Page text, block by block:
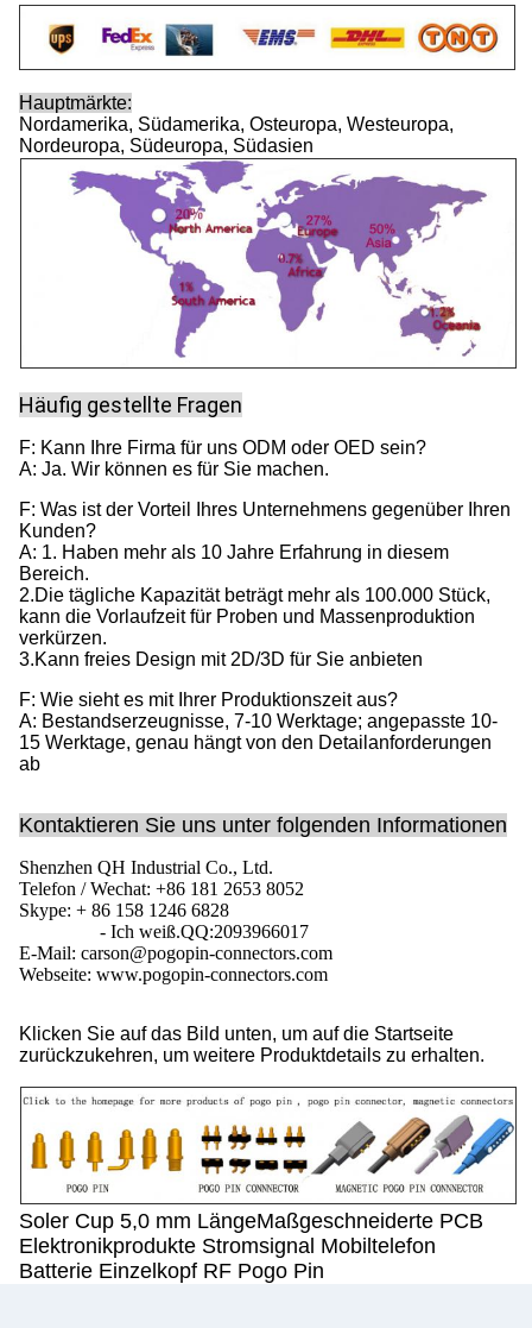
Hauptmärkte:
Nordamerika, Südamerika, Osteuropa, Westeuropa,
Nordeuropa, Südeuropa, Südasien
Häufig gestellte Fragen
F: Kann Ihre Firma für uns ODM oder OED sein?
A: Ja. Wir können es für Sie machen.
F: Was ist der Vorteil Ihres Unternehmens gegenüber Ihren
Kunden?
A: 1. Haben mehr als 10 Jahre Erfahrung in diesem
Bereich.
2.Die tägliche Kapazität beträgt mehr als 100.000 Stück,
kann die Vorlaufzeit für Proben und Massenproduktion
verkürzen.
3.Kann freies Design mit 2D/3D für Sie anbieten
F: Wie sieht es mit Ihrer Produktionszeit aus?
A: Bestandserzeugnisse, 7-10 Werktage; angepasste 10-
15 Werktage, genau hängt von den Detailanforderungen
ab
Kontaktieren Sie uns unter folgenden Informationen
Shenzhen QH Industrial Co., Ltd.
Telefon / Wechat: +86 181 2653 8052
Skype: + 86 158 1246 6828
- Ich weiß.QQ:2093966017
E-Mail: carson@pogopin-connectors.com
Webseite: www.pogopin-connectors.com
Klicken Sie auf das Bild unten, um auf die Startseite
zurückzukehren, um weitere Produktdetails zu erhalten.
Soler Cup 5,0 mm LängeMaßgeschneiderte PCB
Elektronikprodukte Stromsignal Mobiltelefon
Batterie Einzelkopf RF Pogo Pin